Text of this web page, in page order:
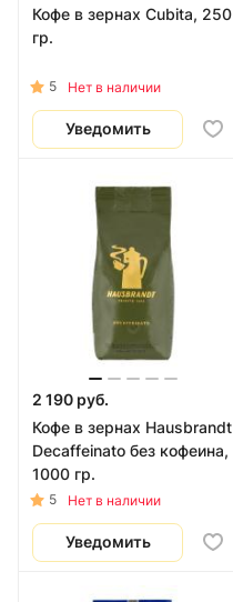
Кофе в зернах Cubita, 250
гр.
5 Нет в наличии
Уведомить
2 190 руб.
Кофе в зернах Hausbrandt
Decaffeinato без кофеина,
1000 гр.
5 Нет в наличии
Уведомить